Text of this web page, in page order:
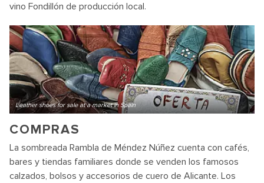
vino Fondillón de producción local.
Leather shoes for sale at a market in Spain
COMPRAS
La sombreada Rambla de Méndez Núñez cuenta con cafés,
bares y tiendas familiares donde se venden los famosos
calzados, bolsos y accesorios de cuero de Alicante. Los